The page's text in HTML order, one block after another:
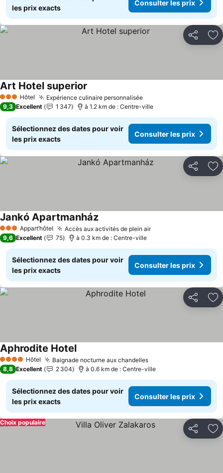
les prix exacts
Consulter les prix
Partager
3 ÉtoilesHôtel Expérience culinaire personnaliséeConsulter les prix
Art Hotel superior
9,3 Excellent 1 347 à 1.2 km de : Centre-ville
Sélectionnez des dates pour voir
les prix exacts
Consulter les prix
Partager
3 ÉtoilesAppart’hôtel Accès aux activités de plein airConsulter les prix
Jankó ApartmanházConsulter les prix
9,6 Excellent 75 à 0.3 km de : Centre-ville
Sélectionnez des dates pour voir
les prix exacts
Consulter les prix
Partager
4 Étoiles Hôtel Baignade nocturne aux chandellesConsulter les prix
Aphrodite HotelConsulter les prix
8,8 Excellent 2 304 à 0.6 km de : Centre-ville
Sélectionnez des dates pour voir
les prix exacts
Consulter les prix
Partager
Choix populaire